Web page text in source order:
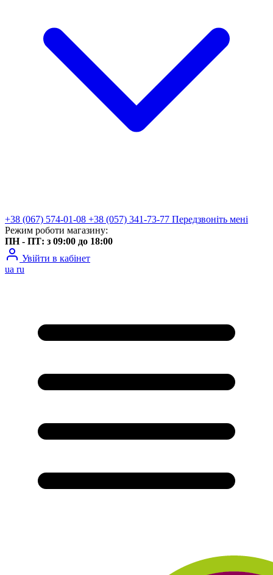
+38 (067) 574-01-08 +38 (057) 341-73-77 Передзвоніть мені
Режим роботи магазину:
ПН - ПТ: з 09:00 до 18:00
Увійти в кабінет
ua ru